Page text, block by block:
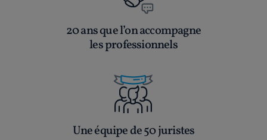
20 ans que l’on accompagne
les professionnels
Une équipe de 50 juristes